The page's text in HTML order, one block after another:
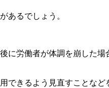
あるでしょう。
に労働者が体調を崩した
きるよう見直すことなど